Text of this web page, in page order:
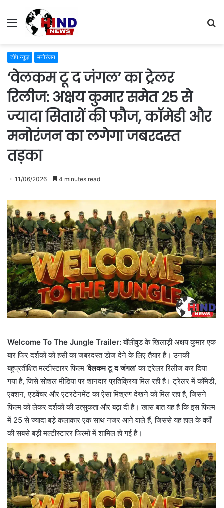
Menu
टॉप न्यूज़ मनोरंजन
‘वेलकम टू द जंगल’ का ट्रेलर
रिलीज: अक्षय कुमार समेत 25 से
ज्यादा सितारों की फौज, कॉमेडी और
मनोरंजन का लगेगा जबरदस्त
तड़का
11/06/2026 4 minutes read
Welcome To The Jungle Trailer:बॉलीवुड के खिलाड़ी अक्षय कुमार एक
बार फिर दर्शकों को हंसी का जबरदस्त डोज देने के लिए तैयार हैं। उनकी
बहुप्रतीक्षित मल्टीस्टारर फिल्म ‘वेलकम टू द जंगल’का ट्रेलर रिलीज कर दिया
गया है, जिसे सोशल मीडिया पर शानदार प्रतिक्रिया मिल रही है। ट्रेलर में कॉमेडी,
एक्शन, एडवेंचर और एंटरटेनमेंट का ऐसा मिश्रण देखने को मिल रहा है, जिसने
फिल्म को लेकर दर्शकों की उत्सुकता और बढ़ा दी है। खास बात यह है कि इस फिल्म
में 25 से ज्यादा बड़े कलाकार एक साथ नजर आने वाले हैं, जिससे यह हाल के वर्षों
की सबसे बड़ी मल्टीस्टारर फिल्मों में शामिल हो गई है।